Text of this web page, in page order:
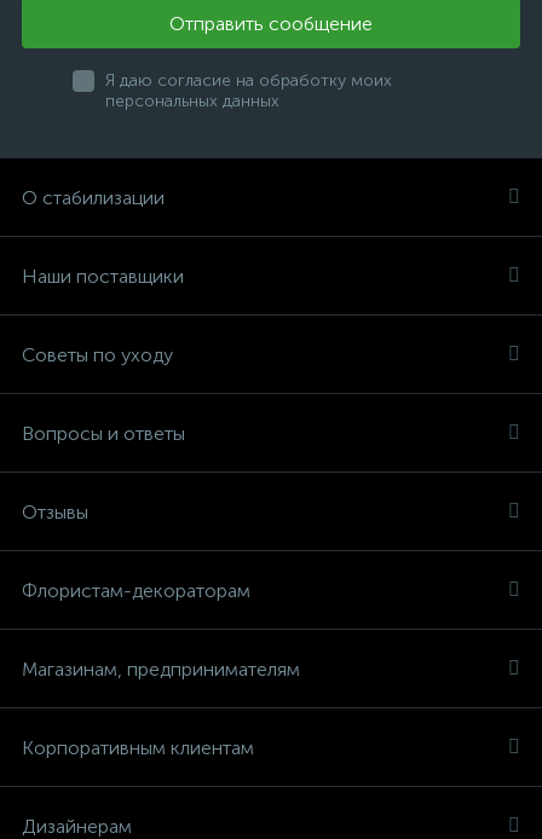
Отправить сообщение
Я даю согласие на обработку моих
персональных данных
О стабилизации
Наши поставщики
Советы по уходу
Вопросы и ответы
Отзывы
Флористам-декораторам
Магазинам, предпринимателям
Корпоративным клиентам
Дизайнерам